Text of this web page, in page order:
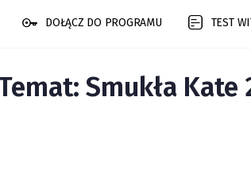
DOŁĄCZ DO PROGRAMU TEST
Smukła Kate